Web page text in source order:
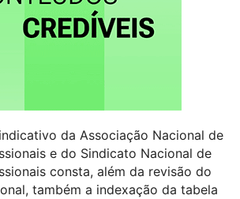
da Associação Nacional de
e do Sindicato Nacional de
consta, além da revisão do
também a indexação da tabela